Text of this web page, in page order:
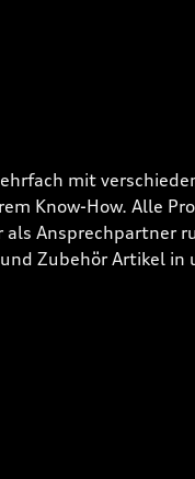
mit
Know-How. Alle
Zubehör Artikel in